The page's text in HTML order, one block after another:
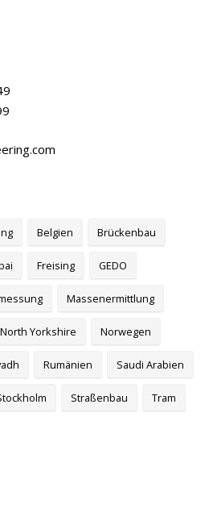
Belgien Brückenbau
Freising GEDO
Massenermittlung
North Yorkshire Norwegen
Rumänien Saudi Arabien
Straßenbau Tram